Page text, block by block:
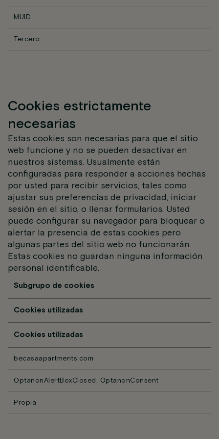
MUID
Tercero
Cookies estrictamente
necesarias
Estas cookies son necesarias para que el sitio
web funcione y no se pueden desactivar en
nuestros sistemas. Usualmente están
configuradas para responder a acciones hechas
por usted para recibir servicios, tales como
ajustar sus preferencias de privacidad, iniciar
sesión en el sitio, o llenar formularios. Usted
puede configurar su navegador para bloquear o
alertar la presencia de estas cookies pero
algunas partes del sitio web no funcionarán.
Estas cookies no guardan ninguna información
personal identificable.
Subgrupo de cookies
Cookies utilizadas
Cookies utilizadas
becasaapartments.com
OptanonAlertBoxClosed, OptanonConsent
Propia